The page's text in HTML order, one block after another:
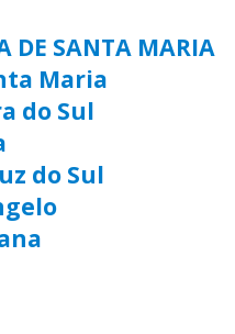
DE SANTA MARIA
Maria
do Sul
do Sul